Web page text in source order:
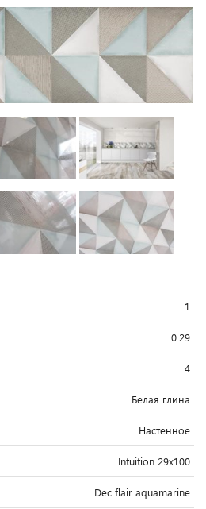
1
0.29
4
Белая глина
Настенное
Intuition 29x100
Dec flair aquamarine